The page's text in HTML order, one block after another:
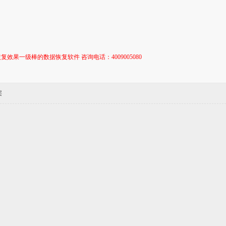
效果一级棒的数据恢复软件 咨询电话：4009005080